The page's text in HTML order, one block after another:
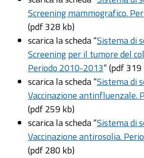
Screening mammografico.
(pdf 328 kb)
scarica la scheda “Sistema di
Screening per il tumore del
Periodo 2010-2013” (pdf 319
scarica la scheda “Sistema di
Vaccinazione antinfluenzale.
(pdf 259 kb)
scarica la scheda “Sistema di
Vaccinazione antirosolia.
(pdf 280 kb)